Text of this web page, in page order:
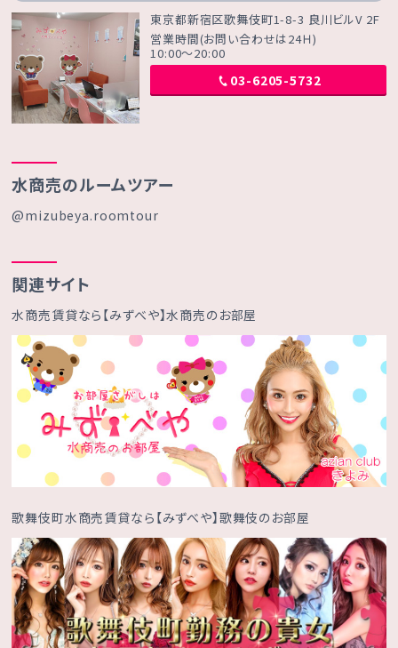
東京都新宿区歌舞伎町1-8-3 良川ビルV 2F
営業時間(お問い合わせは24Ｈ)
10:00～20:00
03-6205-5732
水商売のルームツアー
@mizubeya.roomtour
関連サイト
水商売賃貸なら【みずべや】水商売のお部屋
歌舞伎町水商売賃貸なら【みずべや】歌舞伎のお部屋